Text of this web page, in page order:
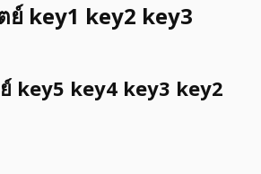
ย์ key1 key2 key3
ย์ key5 key4 key3 key2